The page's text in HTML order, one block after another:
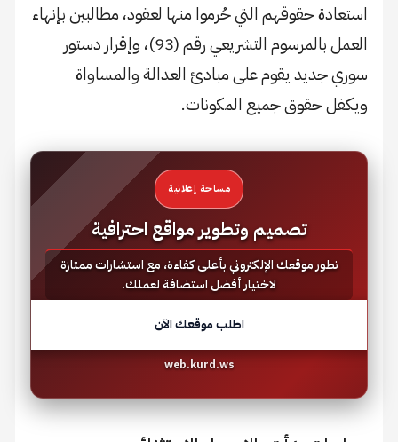
استعادة حقوقهم التي حُرموا منها لعقود، مطالبين بإنهاء
العمل بالمرسوم التشريعي رقم (93)، وإقرار دستور
سوري جديد يقوم على مبادئ العدالة والمساواة
ويكفل حقوق جميع المكونات.
مساحة إعلانية
تصميم وتطوير مواقع احترافية
نطور موقعك الإلكتروني بأعلى كفاءة، مع استشارات ممتازة
لاختيار أفضل استضافة لعملك.
اطلب موقعك الآن
web.kurd.ws